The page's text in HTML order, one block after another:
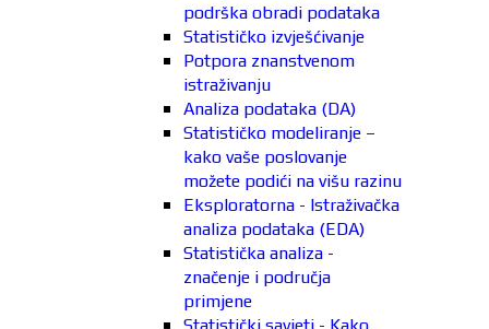
podrška obradi podataka
Statističko izvješćivanje
Potpora znanstvenom
istraživanju
Analiza podataka (DA)
Statističko modeliranje –
kako vaše poslovanje
možete podići na višu razinu
Eksploratorna - Istraživačka
analiza podataka (EDA)
Statistička analiza -
značenje i područja
primjene